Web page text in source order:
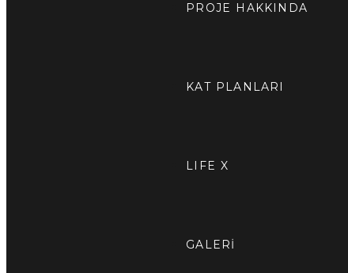
PROJE HAKKINDA
KAT PLANLARI
LIFE X
GALERİ